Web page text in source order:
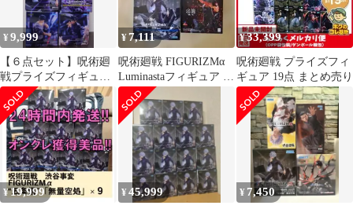
¥9,999
【６点セット】呪術廻
戦プライズフィギュア
６種セット
¥7,111
呪術廻戦 FIGURIZMα
Luminastaフィギュア 3
体まとめ売り
¥33,399
呪術廻戦 プライズフィ
ギュア 19点 まとめ売り
¥19,999 ¥45,999 ¥ 7,450